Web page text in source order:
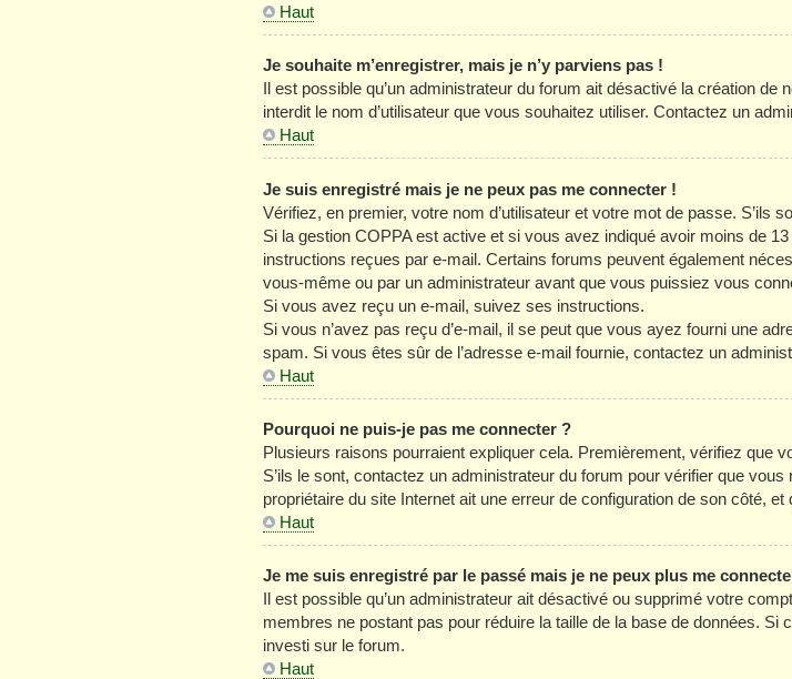
Haut
Je souhaite m’enregistrer, mais je n’y parviens pas !
Il est possible qu’un administrateur du forum ait désactivé la création
interdit le nom d’utilisateur que vous souhaitez utiliser. Contactez un
Haut
Je suis enregistré mais je ne peux pas me connecter !
Vérifiez, en premier, votre nom d’utilisateur et votre mot de passe. S’ils
Si la gestion COPPA est active et si vous avez indiqué avoir moins de
instructions reçues par e-mail. Certains forums peuvent également
vous-même ou par un administrateur avant que vous puissiez vous
Si vous avez reçu un e-mail, suivez ses instructions.
Si vous n’avez pas reçu d’e-mail, il se peut que vous ayez fourni une
spam. Si vous êtes sûr de l’adresse e-mail fournie, contactez un
Haut
Pourquoi ne puis-je pas me connecter ?
Plusieurs raisons pourraient expliquer cela. Premièrement, vérifiez que
S’ils le sont, contactez un administrateur du forum pour vérifier que
propriétaire du site Internet ait une erreur de configuration de son côté, et
Haut
Je me suis enregistré par le passé mais je ne peux plus me
Il est possible qu’un administrateur ait désactivé ou supprimé votre
membres ne postant pas pour réduire la taille de la base de données.
investi sur le forum.
Haut